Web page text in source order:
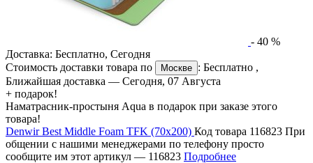
- 40 %
Доставка: Бесплатно, Сегодня
Стоимость доставки товара по
Москве : Бесплатно ,
Ближайшая доставка — Сегодня, 07 Августа
+ подарок!
Наматрасник-простыня Aqua в подарок при заказе этого
товара!
Denwir Best Middle Foam TFK (70х200) Код товара 116823 При
общении с нашими менеджерами по телефону просто
сообщите им этот артикул — 116823 Подробнее